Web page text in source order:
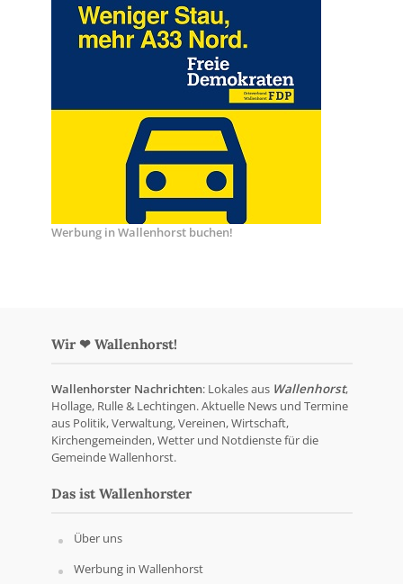
Werbung in Wallenhorst buchen!
Wir ❤ Wallenhorst!
Wallenhorster Nachrichten: Lokales aus Wallenhorst,
Hollage, Rulle & Lechtingen. Aktuelle News und Termine
aus Politik, Verwaltung, Vereinen, Wirtschaft,
Kirchengemeinden, Wetter und Notdienste für die
Gemeinde Wallenhorst.
Das ist Wallenhorster
Über uns
Werbung in Wallenhorst